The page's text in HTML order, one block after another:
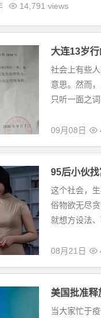
14,791 views
大连13岁
社会上有些
意思。然而
只听一面之
09月08日
95后小伙找
这个社会，
俗物欲无尽
就想方设法
08月21日
美国批准释
当大家忙于